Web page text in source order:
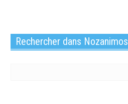
Rechercher dans Nozanimos